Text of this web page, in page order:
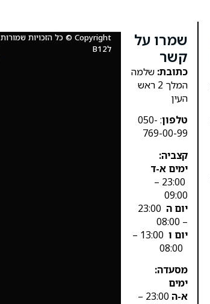
שמרו על
קשר
כתובת: שלמה
המלך 2 ראש
העין
טלפון : 050-
769-00-99
קצביה:
ימים א-ד
23:00 –
09:00
יום ה 23:00
– 08:00
יום ו
13:00 –
מסעדה:
ימים
א-ה
23:00 –
Copyright © כל הזכויות שמורות
לB12